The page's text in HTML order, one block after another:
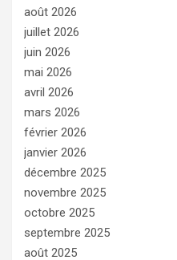
août 2026
juillet 2026
juin 2026
mai 2026
avril 2026
mars 2026
février 2026
janvier 2026
décembre 2025
novembre 2025
octobre 2025
septembre 2025
août 2025